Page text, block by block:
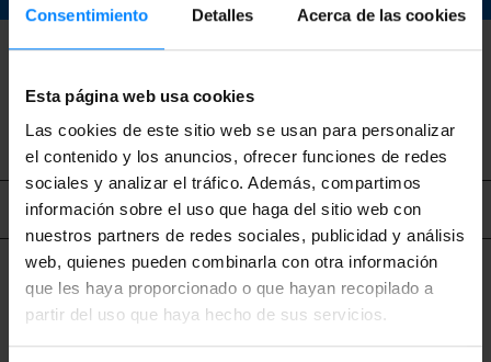
Consentimiento Detalles Acerca de las cookies
Esta página web usa cookies
Las cookies de este sitio web se usan para personalizar
el contenido y los anuncios, ofrecer funciones de redes
sociales y analizar el tráfico. Además, compartimos
información sobre el uso que haga del sitio web con
nuestros partners de redes sociales, publicidad y análisis
web, quienes pueden combinarla con otra información
que les haya proporcionado o que hayan recopilado a
partir del uso que haya hecho de sus servicios.
VOLVER
Contenido relacionado